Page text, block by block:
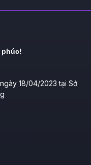
phúc!
18/04/2023 tại Sở